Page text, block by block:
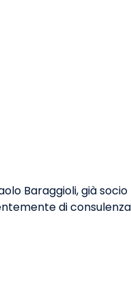
Baraggioli, già
di